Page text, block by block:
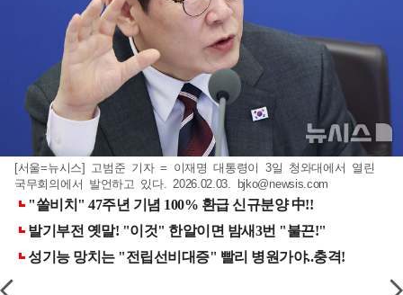
[서울=뉴시스] 고범준 기자 = 이재명 대통령이 3일 청와대에서 열린
국무회의에서 발언하고 있다. 2026.02.03. bjko@newsis.com